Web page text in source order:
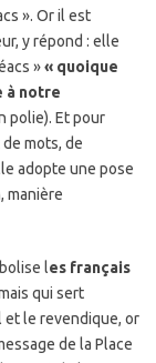
». Or il est
y répond : elle
»« quoique
à notre
polie). Et pour
mots, de
adopte une pose
manière
les français
qui sert
et le revendique, or
de la Place